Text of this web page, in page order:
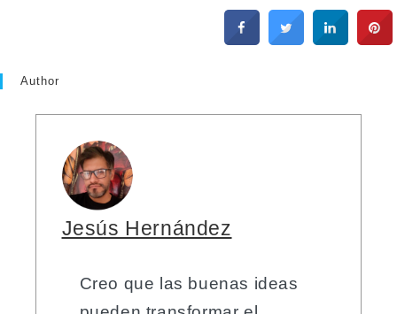
Author
Jesús Hernández
Creo que las buenas ideas